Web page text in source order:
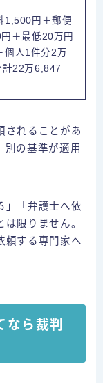
1,500円＋郵便
＋最低20万円
個人1件分2万
22万6,847
されることがあ
別の基準が適用
」「弁護士へ依
限りません。
頼する専門家へ
ら裁判